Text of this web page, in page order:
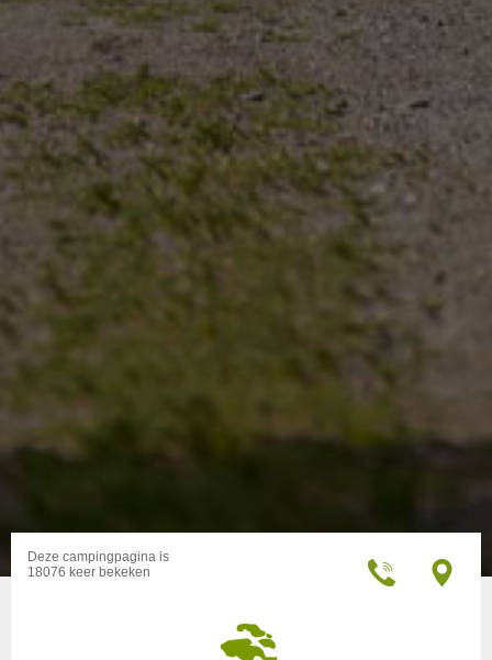
Deze campingpagina is
18076 keer bekeken